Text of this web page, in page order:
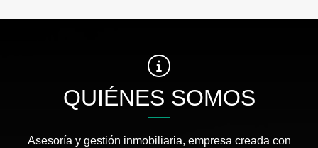
QUIÉNES SOMOS
Asesoría y gestión inmobiliaria, empresa creada con